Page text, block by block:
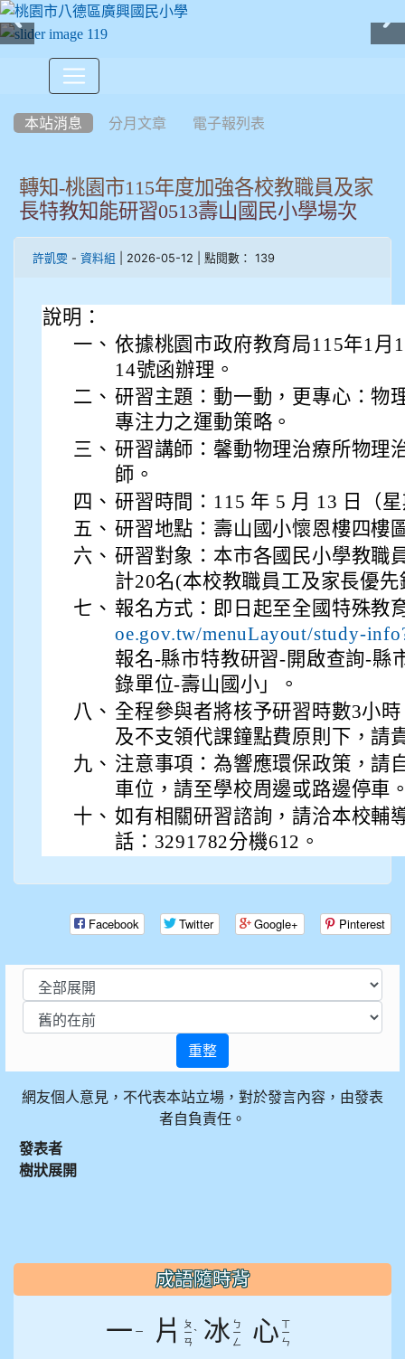
本站消息 分月文章 電子報列表
轉知-桃園市115年度加強各校教職員及家
長特教知能研習0513壽山國民小學場次
許凱雯 - 資料組 | 2026-05-12 | 點閱數： 139
說明：
一、 依據桃園市政府教育局115年1月
14號函辦理。
二、 研習主題：動一動，更專心：物
專注力之運動策略。
三、 研習講師：馨動物理治療所物理
師。
四、 研習時間：115 年 5 月 13 日（
五、 研習地點：壽山國小懷恩樓四樓
六、 研習對象：本市各國民小學教職
計20名(本校教職員工及家長優
七、 報名方式：即日起至全國特殊教
oe.gov.tw/menuLayout/study-
報名-縣市特教研習-開啟查詢-縣
錄單位-壽山國小」。
八、 全程參與者將核予研習時數3小
及不支領代課鐘點費原則下，請
九、 注意事項：為響應環保政策，請
車位，請至學校周邊或路邊停車
十、 如有相關研習諮詢，請洽本校輔
話：3291782分機612。
Facebook Twitter Google+ Pinterest
重整
網友個人意見，不代表本站立場，對於發言內容，由發表
者自負責任。
發表者
樹狀展開
::: 成語隨時背
一 ㄧ 片
ㄆ
ㄧ
ㄢ
ˋ 冰 ㄅ
ㄧ
ㄥ
心 ㄒ
ㄧ
ㄣ